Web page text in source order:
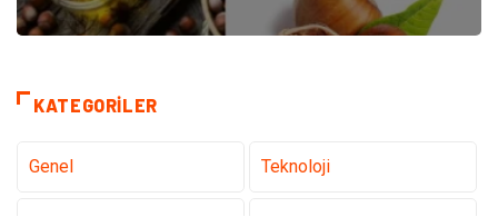
KATEGORILER
Genel Teknoloji